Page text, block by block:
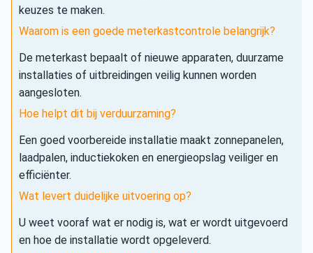
keuzes te maken.
Waarom is een goede meterkastcontrole belangrijk?
De meterkast bepaalt of nieuwe apparaten, duurzame
installaties of uitbreidingen veilig kunnen worden
aangesloten.
Hoe helpt dit bij verduurzaming?
Een goed voorbereide installatie maakt zonnepanelen,
laadpalen, inductiekoken en energieopslag veiliger en
efficiënter.
Wat levert duidelijke uitvoering op?
U weet vooraf wat er nodig is, wat er wordt uitgevoerd
en hoe de installatie wordt opgeleverd.